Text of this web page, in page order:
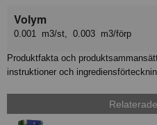
Volym
0.001 m3/st, 0.003 m3/förp
Produktfakta och
instruktioner och